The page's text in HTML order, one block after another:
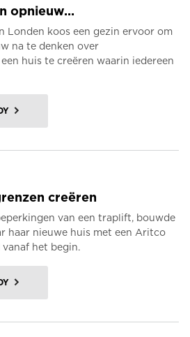
opnieuw...
Londen koos een gezin ervoor om
na te denken over
huis te creëren waarin iedereen
creëren
van een traplift, bouwde
haar nieuwe huis met een Aritco
het begin.